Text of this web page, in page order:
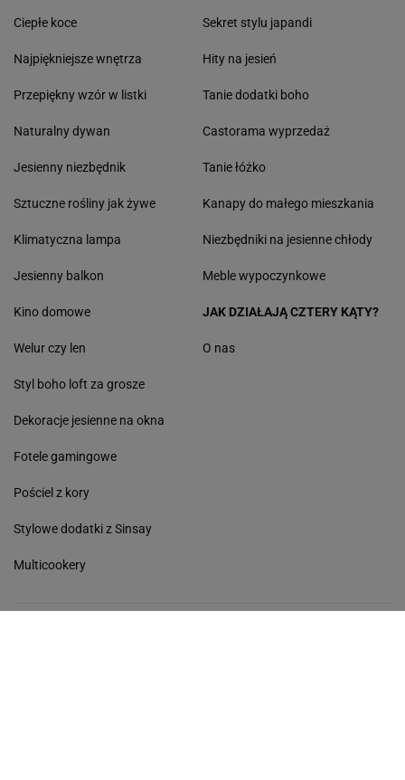
Ciepłe koce
Najpiękniejsze wnętrza
Przepiękny wzór w listki
Naturalny dywan
Jesienny niezbędnik
Sztuczne rośliny jak żywe
Klimatyczna lampa
Jesienny balkon
Sekret stylu japandi
Hity na jesień
Tanie dodatki boho
Castorama wyprzedaż
Tanie łóżko
Kanapy do małego mieszkania
Niezbędniki na jesienne chłody
Meble wypoczynkowe
Kino domowe
Welur czy len
Styl boho loft za grosze
Dekoracje jesienne na okna
Fotele gamingowe
Pościel z kory
Stylowe dodatki z Sinsay
Multicookery
JAK DZIAŁAJĄ CZTERY KĄTY?
O nas